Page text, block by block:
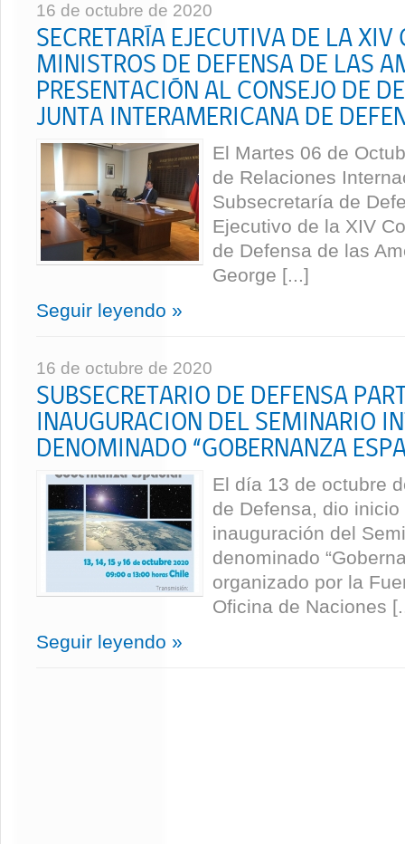
16 de octubre de 2020
SECRETARÍA EJECUTIVA DE LA XIV
MINISTROS DE DEFENSA DE LAS
PRESENTACIÓN AL CONSEJO DE
JUNTA INTERAMERICANA DE
El Martes 06 de
de Relaciones
Subsecretaría de
Ejecutivo de la XIV
de Defensa de las
George [...]
Seguir leyendo »
16 de octubre de 2020
SUBSECRETARIO DE DEFENSA
INAUGURACION DEL SEMINARIO
DENOMINADO “GOBERNANZA
El día 13 de octubre
de Defensa, dio
inauguración del
denominado
organizado por la
Oficina de Naciones
Seguir leyendo »